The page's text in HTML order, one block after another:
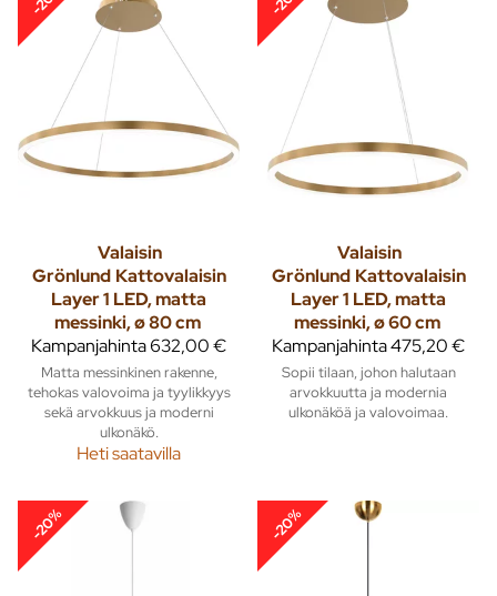
Valaisin
Grönlund Kattovalaisin
Layer 1 LED, matta
messinki, ø 80 cm
Kampanjahinta632,00 €
Matta messinkinen rakenne,
tehokas valovoima ja tyylikkyys
sekä arvokkuus ja moderni
ulkonäkö.
Heti saatavilla
Valaisin
Grönlund Kattovalaisin
Layer 1 LED, matta
messinki, ø 60 cm
Kampanjahinta475,20 €
Sopii tilaan, johon halutaan
arvokkuutta ja modernia
ulkonäköä ja valovoimaa.
-20% -20%